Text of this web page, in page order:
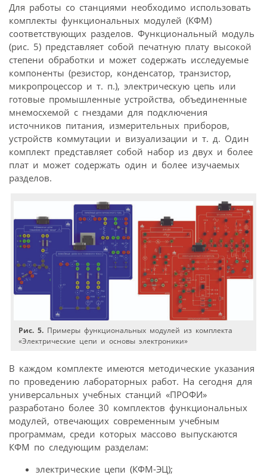
Для работы со станциями необходимо использовать
комплекты функциональных модулей (КФМ)
соответствующих разделов. Функциональный модуль
(рис. 5) представляет собой печатную плату высокой
степени обработки и может содержать исследуемые
компоненты (резистор, конденсатор, транзистор,
микропроцессор и т. п.), электрическую цепь или
готовые промышленные устройства, объединенные
мнемосхемой с гнездами для подключения
источников питания, измерительных приборов,
устройств коммутации и визуализации и т. д. Один
комплект представляет собой набор из двух и более
плат и может содержать один и более изучаемых
разделов.
Рис. 5. Примеры функциональных модулей из комплекта
«Электрические цепи и основы электроники»
В каждом комплекте имеются методические указания
по проведению лабораторных работ. На сегодня для
универсальных учебных станций «ПРОФИ»
разработано более 30 комплектов функциональных
модулей, отвечающих современным учебным
программам, среди которых массово выпускаются
КФМ по следующим разделам:
электрические цепи (КФМ-ЭЦ);